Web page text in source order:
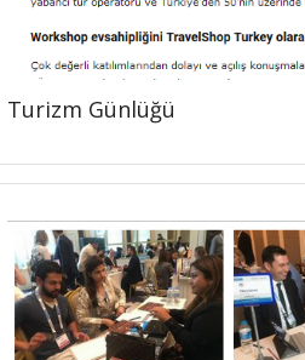
Turizm Günlüğü